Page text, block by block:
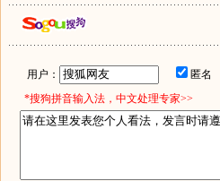
用户： 匿名
*搜狗拼音输入法，中文处理专家>>